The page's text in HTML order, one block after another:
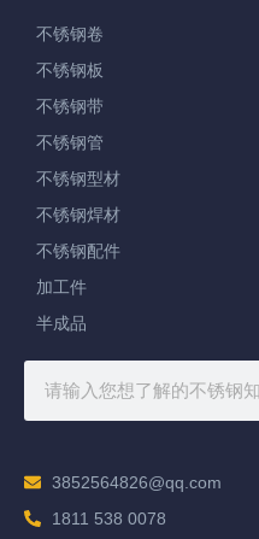
不锈钢卷
不锈钢板
不锈钢带
不锈钢管
不锈钢型材
不锈钢焊材
不锈钢配件
加工件
半成品
3852564826@qq.com
1811 538 0078